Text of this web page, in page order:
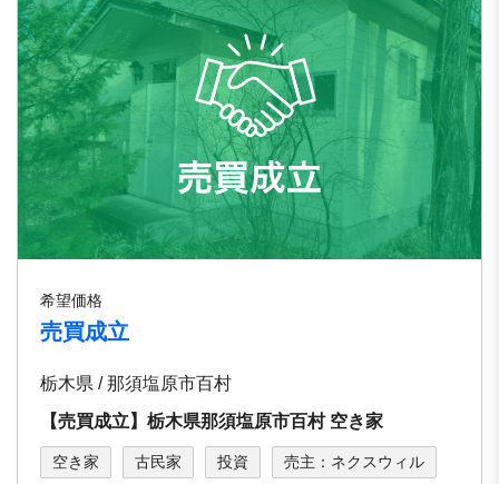
希望価格
売買成立
栃木県 / 那須塩原市百村
【売買成立】栃⽊県那須塩原市百村 空き家
空き家 古民家 投資 売主：ネクスウィル